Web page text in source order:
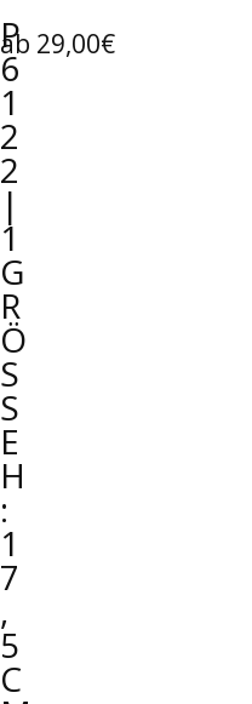
P
6
1
2
2
|
1
G
R
Ö
SS
E
H
:
1
7
,
5
C
M
ab 29,00€